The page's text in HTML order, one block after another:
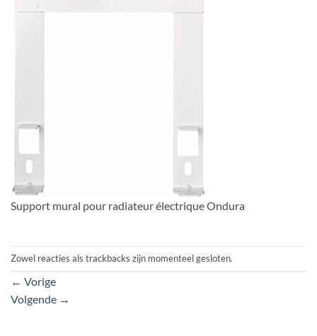
Support mural pour radiateur électrique Ondura
Zowel reacties als trackbacks zijn momenteel gesloten.
← Vorige
Volgende →